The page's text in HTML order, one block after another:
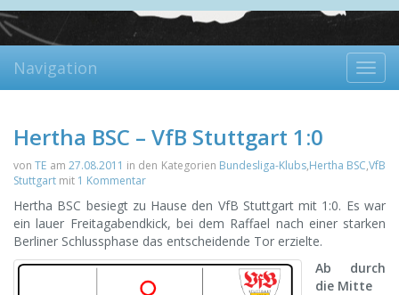
Navigation
Hertha BSC – VfB Stuttgart 1:0
vonTE am 27.08.2011 in den Kategorien Bundesliga-Klubs,Hertha BSC,VfB
Stuttgart mit 1 Kommentar
Hertha BSC besiegt zu Hause den VfB Stuttgart mit 1:0. Es war
ein lauer Freitagabendkick, bei dem Raffael nach einer starken
Berliner Schlussphase das entscheidende Tor erzielte.
Ab durch
die Mitte